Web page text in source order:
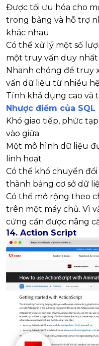
Được tối ưu hóa cho
trong bảng và hỗ trợ
khác nhau
Có thể xử lý một số
một truy vấn duy nhất
Nhanh chóng để truy
vấn dữ liệu từ nhiều
Tính khả dụng cao và
Nhược điểm của SQL
Khó giao tiếp, phức
vào giữa
Một mô hình dữ liệu
linh hoạt
Có thể khó chuyển
thành bảng cơ sở dữ
Có thể mở rộng theo
trên một máy chủ. Vì
cứng cần được nâng
14. Action Script